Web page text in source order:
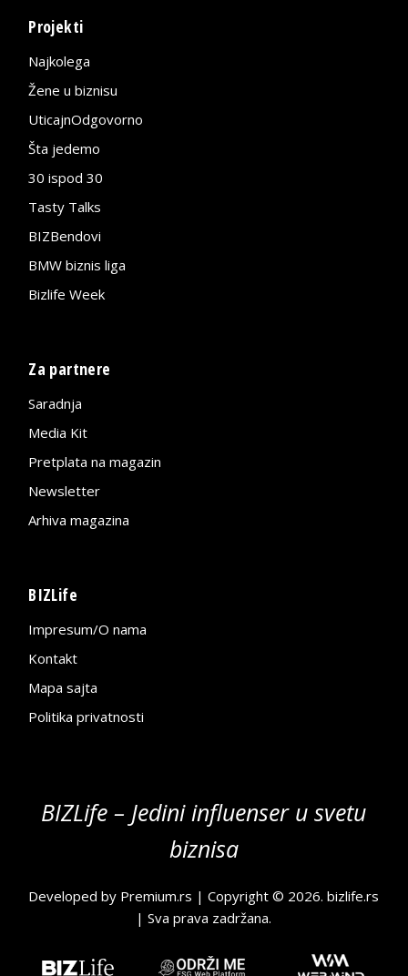
Projekti
Najkolega
Žene u biznisu
UticajnOdgovorno
Šta jedemo
30 ispod 30
Tasty Talks
BIZBendovi
BMW biznis liga
Bizlife Week
Za partnere
Saradnja
Media Kit
Pretplata na magazin
Newsletter
Arhiva magazina
BIZLife
Impresum/O nama
Kontakt
Mapa sajta
Politika privatnosti
BIZLife – Jedini influenser u svetu
biznisa
Developed by Premium.rs | Copyright © 2026.bizlife.rs
| Sva prava zadržana.